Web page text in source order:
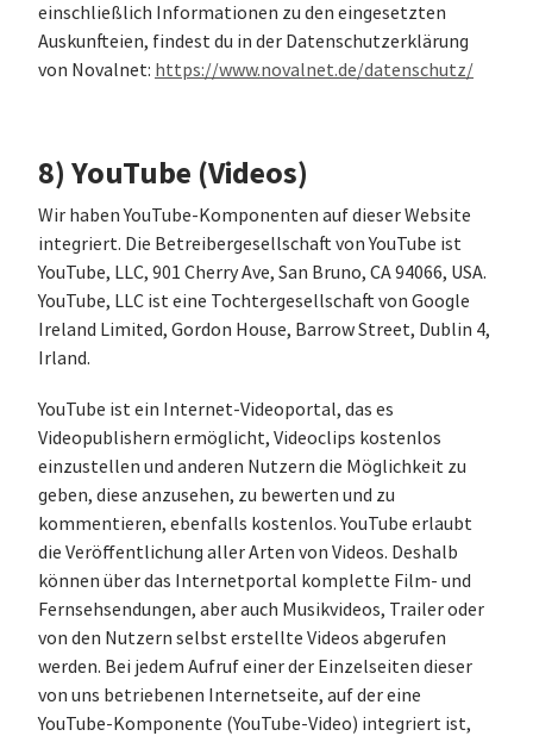
einschließlich Informationen zu den eingesetzten
Auskunfteien, findest du in der Datenschutzerklärung
von Novalnet: https://www.novalnet.de/datenschutz/
8) YouTube (Videos)
Wir haben YouTube-Komponenten auf dieser Website
integriert. Die Betreibergesellschaft von YouTube ist
YouTube, LLC, 901 Cherry Ave, San Bruno, CA 94066, USA.
YouTube, LLC ist eine Tochtergesellschaft von Google
Ireland Limited, Gordon House, Barrow Street, Dublin 4,
Irland.
YouTube ist ein Internet-Videoportal, das es
Videopublishern ermöglicht, Videoclips kostenlos
einzustellen und anderen Nutzern die Möglichkeit zu
geben, diese anzusehen, zu bewerten und zu
kommentieren, ebenfalls kostenlos. YouTube erlaubt
die Veröffentlichung aller Arten von Videos. Deshalb
können über das Internetportal komplette Film- und
Fernsehsendungen, aber auch Musikvideos, Trailer oder
von den Nutzern selbst erstellte Videos abgerufen
werden. Bei jedem Aufruf einer der Einzelseiten dieser
von uns betriebenen Internetseite, auf der eine
YouTube-Komponente (YouTube-Video) integriert ist,